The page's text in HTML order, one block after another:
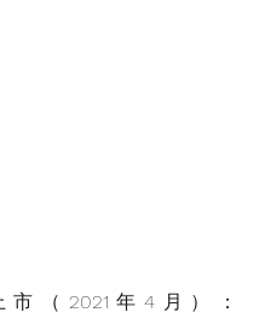
（2021年4月）：